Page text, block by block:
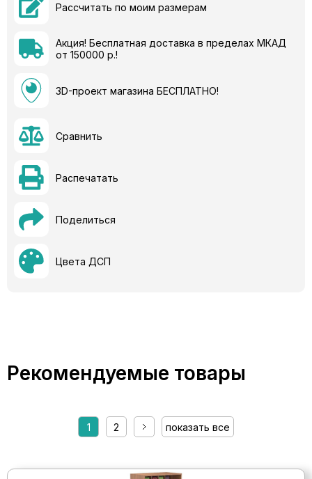
Рассчитать по моим размерам
Акция! Бесплатная доставка в пределах МКАД
от 150000 р.!
3D-проект магазина БЕСПЛАТНО!
Сравнить
Распечатать
Поделиться
Цвета ДСП
Рекомендуемые товары
1 2 показать все